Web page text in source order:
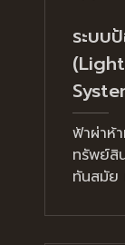
ระบบ
ฟ้าผ่าห้
ทรัพย์สิ
ทันสมัย